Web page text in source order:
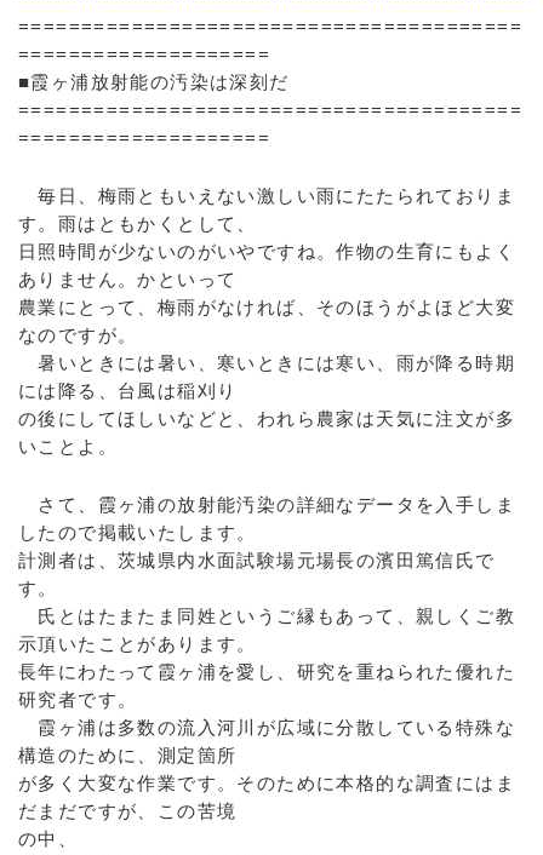
========================================
====================
■霞ヶ浦放射能の汚染は深刻だ
========================================
====================
毎日、梅雨ともいえない激しい雨にたたられておりま
す。雨はともかくとして、
日照時間が少ないのがいやですね。作物の生育にもよく
ありません。かといって
農業にとって、梅雨がなければ、そのほうがよほど大変
なのですが。
暑いときには暑い、寒いときには寒い、雨が降る時期
には降る、台風は稲刈り
の後にしてほしいなどと、われら農家は天気に注文が多
いことよ。
さて、霞ヶ浦の放射能汚染の詳細なデータを入手しま
したので掲載いたします。
計測者は、茨城県内水面試験場元場長の濱田篤信氏で
す。
氏とはたまたま同姓というご縁もあって、親しくご教
示頂いたことがあります。
長年にわたって霞ヶ浦を愛し、研究を重ねられた優れた
研究者です。
霞ヶ浦は多数の流入河川が広域に分散している特殊な
構造のために、測定箇所
が多く大変な作業です。そのために本格的な調査にはま
だまだですが、この苦境
の中、